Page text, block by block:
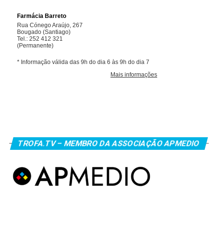
TROFA.TV – MEMBRO DA ASSOCIAÇÃO APMEDIO